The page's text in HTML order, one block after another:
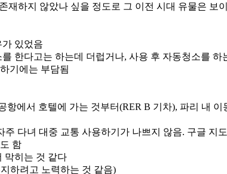
하지 않았나 싶을 정도로 그 이전 시대 유물은 보
있었음
한다고는 하는데 더럽거나, 사용 후 자동청소를
기에는 부담됨
에서 호텔에 가는 것부터(RER B 기차), 파리 내
다녀 대중 교통 사용하기가 나쁘지 않음. 구글 지
함
막히는 것 같다
하려고 노력하는 것 같음)